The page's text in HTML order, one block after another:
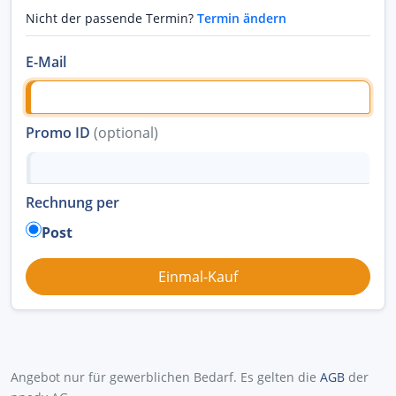
Nicht der passende Termin? Termin ändern
E-Mail
Promo ID (optional)
Rechnung per
Post
Angebot nur für gewerblichen Bedarf. Es gelten die AGB der